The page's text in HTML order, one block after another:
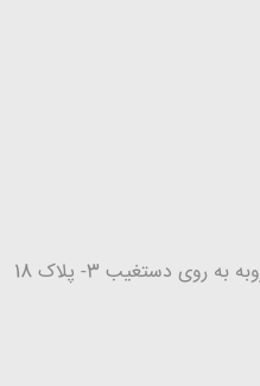
روی دستغیب 3- پلاک 18